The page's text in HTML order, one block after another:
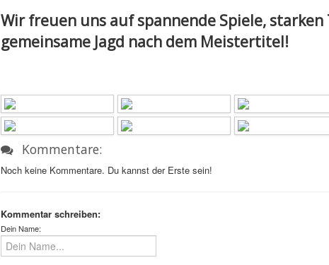
Wir freuen uns auf spannende Spiele,
gemeinsame Jagd nach dem Meistertitel!
Kommentare:
Noch keine Kommentare. Du kannst der Erste sein!
Kommentar schreiben:
Dein Name: